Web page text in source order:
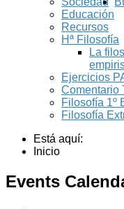
Educación
Recursos
Hª Filosofía
La
Ejercicios
Comentario
Filosofía 1º
Filosofía
Está aquí:
Inicio
Events